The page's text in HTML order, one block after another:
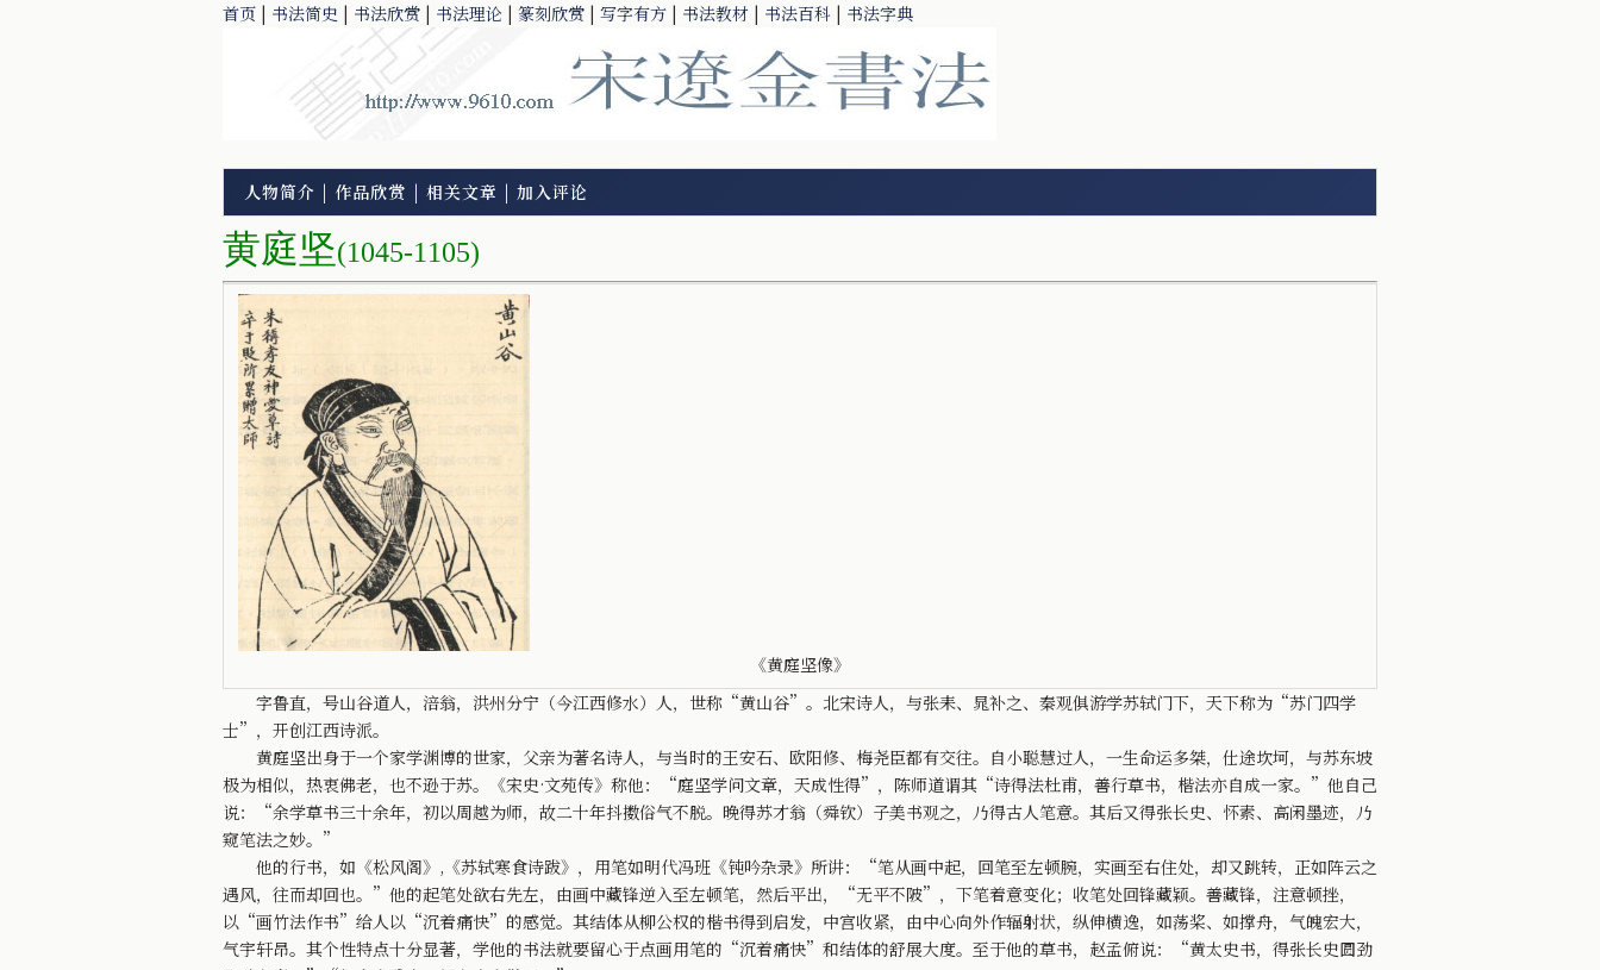
首页 | 书法简史 | 书法欣赏 | 书法理论 | 篆刻欣赏 | 写字有方 | 书法教材 | 书法百科 | 书法字典
人物简介 | 作品欣赏 | 相关文章 | 加入评论
黄庭坚(1045-1105)
《黄庭坚像》
字鲁直，号山谷道人，涪翁，洪州分宁（今江西修水）人，世称“黄山谷”。北宋诗人，与张耒、晁补之、秦观俱游学苏轼门下，天下称为“苏门四学
士”，开创江西诗派。
黄庭坚出身于一个家学渊博的世家，父亲为著名诗人，与当时的王安石、欧阳修、梅尧臣都有交往。自小聪慧过人，一生命运多桀，仕途坎坷，与苏东坡
极为相似，热衷佛老，也不逊于苏。《宋史·文苑传》称他：“庭坚学问文章，天成性得”，陈师道谓其“诗得法杜甫，善行草书，楷法亦自成一家。”他自己
说：“余学草书三十余年，初以周越为师，故二十年抖擞俗气不脱。晚得苏才翁（舜钦）子美书观之，乃得古人笔意。其后又得张长史、怀素、高闲墨迹，乃
窥笔法之妙。”
他的行书，如《松风阁》,《苏轼寒食诗跋》，用笔如明代冯班《钝吟杂录》所讲：“笔从画中起，回笔至左顿腕，实画至右住处，却又跳转，正如阵云之
遇风，往而却回也。”他的起笔处欲右先左，由画中藏锋逆入至左顿笔，然后平出，“无平不陂”，下笔着意变化；收笔处回锋藏颖。善藏锋，注意顿挫，
以“画竹法作书”给人以“沉着痛快”的感觉。其结体从柳公权的楷书得到启发，中宫收紧，由中心向外作辐射状，纵伸横逸，如荡桨、如撑舟，气魄宏大，
气宇轩昂。其个性特点十分显著，学他的书法就要留心于点画用笔的“沉着痛快”和结体的舒展大度。至于他的草书，赵孟俯说：“黄太史书，得张长史圆劲